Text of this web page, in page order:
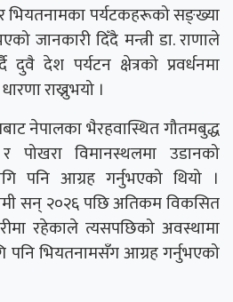
भियतनामका पर्यटकहरूको सङ्ख्या
जानकारी दिँदै मन्त्री डा. राणाले
देश पर्यटन क्षेत्रको प्रवर्धनमा
राख्नुभयो ।
नेपालका भैरहवास्थित गौतमबुद्ध
र पोखरा विमानस्थलमा उडानको
पनि आग्रह गर्नुभएको थियो ।
सन् २०२६ पछि अतिकम विकसित
रहेकाले त्यसपछिको अवस्थामा
भियतनामसँग आग्रह गर्नुभएको